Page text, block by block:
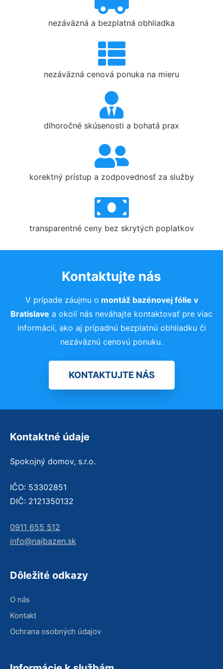
nezáväzná a bezplatná obhliadka
nezáväzná cenová ponuka na mieru
dlhoročné skúsenosti a bohatá prax
korektný prístup a zodpovednosť za služby
transparentné ceny bez skrytých poplatkov
Kontaktujte nás
V prípade záujmu o montáž bazénovej fólie v
Bratislave a okolí nás neváhajte kontaktovať pre viac
informácií, ako aj prípadnú bezplatnú obhliadku či
nezáväznú cenovú ponuku.
KONTAKTUJTE NÁS
Kontaktné údaje
Spokojný domov, s.r.o.
IČO: 53302851
DIČ: 2121350132
0911 655 512
info@najbazen.sk
Dôležité odkazy
O nás
Kontakt
Ochrana osobných údajov